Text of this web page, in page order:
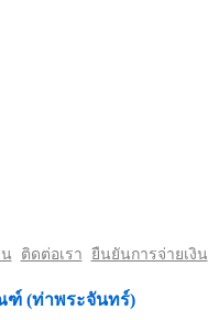
ติดต่อเรา ยืนยันการจ่ายเงิน
(ท่าพระจันทร์)